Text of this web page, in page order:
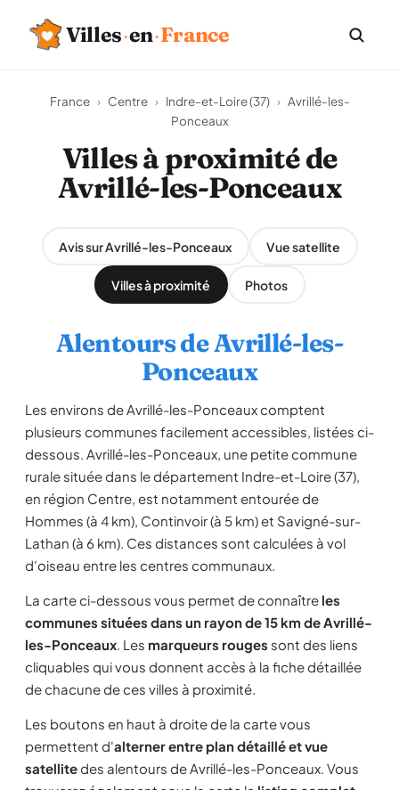
Villes·en·France
France › Centre › Indre-et-Loire (37) › Avrillé-les-
Ponceaux
Villes à proximité de
Avrillé-les-Ponceaux
Avis sur Avrillé-les-Ponceaux Vue satellite
Villes à proximité Photos
Alentours de Avrillé-les-
Ponceaux
Les environs de Avrillé-les-Ponceaux comptent
plusieurs communes facilement accessibles, listées ci-
dessous. Avrillé-les-Ponceaux, une petite commune
rurale située dans le département Indre-et-Loire (37),
en région Centre, est notamment entourée de
Hommes (à 4 km), Continvoir (à 5 km) et Savigné-sur-
Lathan (à 6 km). Ces distances sont calculées à vol
d'oiseau entre les centres communaux.
La carte ci-dessous vous permet de connaître les
communes situées dans un rayon de 15 km de Avrillé-
les-Ponceaux. Les marqueurs rouges sont des liens
cliquables qui vous donnent accès à la fiche détaillée
de chacune de ces villes à proximité.
Les boutons en haut à droite de la carte vous
permettent d'alterner entre plan détaillé et vue
satellitedes alentours de Avrillé-les-Ponceaux. Vous